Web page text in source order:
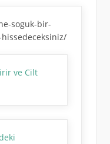
soguk-bir-
ve Cilt